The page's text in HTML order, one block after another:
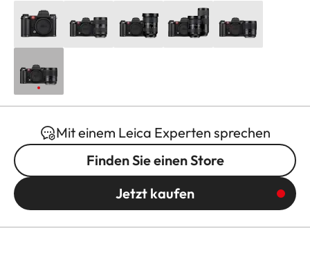
Mit einem Leica Experten sprechen
Finden Sie einen Store
Jetzt kaufen